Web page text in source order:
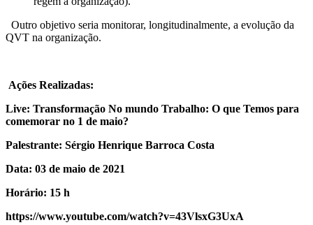
Outro objetivo seria monitorar, longitudinalmente, a evolução da
QVT na organização.
Ações Realizadas:
Live: Transformação No mundo Trabalho: O que Temos para
comemorar no 1 de maio?
Palestrante: Sérgio Henrique Barroca Costa
Data: 03 de maio de 2021
Horário: 15 h
https://www.youtube.com/watch?v=43VlsxG3UxA